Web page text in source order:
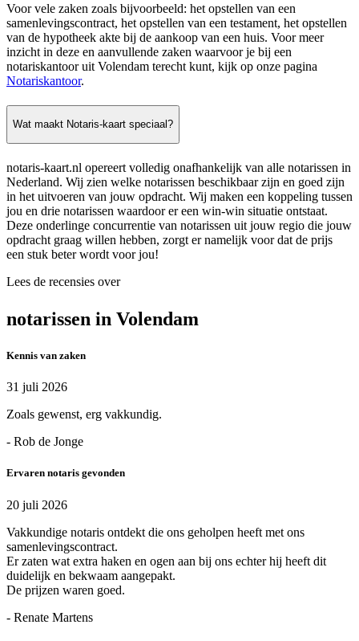
Voor vele zaken zoals bijvoorbeeld: het opstellen van een
samenlevingscontract, het opstellen van een testament, het opstellen
van de hypotheek akte bij de aankoop van een huis. Voor meer
inzicht in deze en aanvullende zaken waarvoor je bij een
notariskantoor uit Volendam terecht kunt, kijk op onze pagina
Notariskantoor.
Wat maakt Notaris-kaart speciaal?
notaris-kaart.nl opereert volledig onafhankelijk van alle notarissen in
Nederland. Wij zien welke notarissen beschikbaar zijn en goed zijn
in het uitvoeren van jouw opdracht. Wij maken een koppeling tussen
jou en drie notarissen waardoor er een win-win situatie ontstaat.
Deze onderlinge concurrentie van notarissen uit jouw regio die jouw
opdracht graag willen hebben, zorgt er namelijk voor dat de prijs
een stuk beter wordt voor jou!
Lees de recensies over
notarissen in Volendam
Kennis van zaken
31 juli 2026
Zoals gewenst, erg vakkundig.
- Rob de Jonge
Ervaren notaris gevonden
20 juli 2026
Vakkundige notaris ontdekt die ons geholpen heeft met ons
samenlevingscontract.
Er zaten wat extra haken en ogen aan bij ons echter hij heeft dit
duidelijk en bekwaam aangepakt.
De prijzen waren goed.
- Renate Martens